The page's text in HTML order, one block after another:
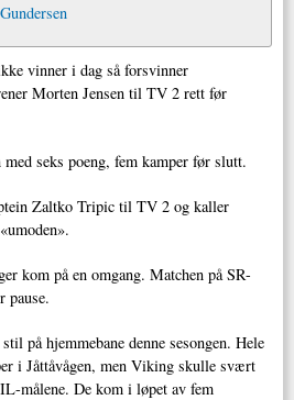
vinner i dag så forsvinner
Morten Jensen til TV 2 rett før
seks poeng, fem kamper før slutt.
Zaltko Tripic til TV 2 og kaller
kom på en omgang. Matchen på SR-
pause.
på hjemmebane denne sesongen. Hele
i Jåttåvågen, men Viking skulle svært
målene. De kom i løpet av fem